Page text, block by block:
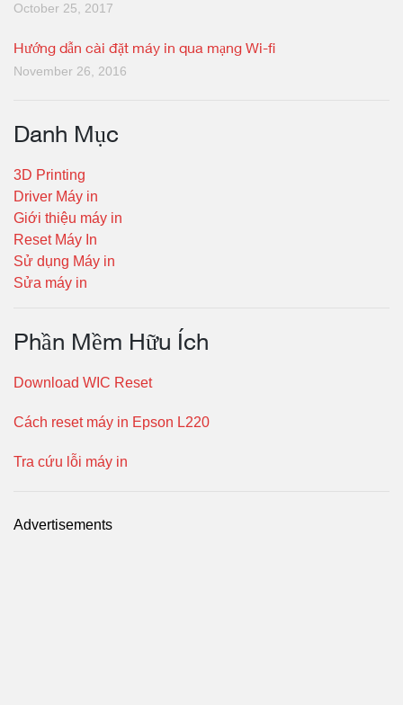
October 25, 2017
Hướng dẫn cài đặt máy in qua mạng Wi-fi
November 26, 2016
Danh Mục
3D Printing
Driver Máy in
Giới thiệu máy in
Reset Máy In
Sử dụng Máy in
Sửa máy in
Phần Mềm Hữu Ích
Download WIC Reset
Cách reset máy in Epson L220
Tra cứu lỗi máy in
Advertisements